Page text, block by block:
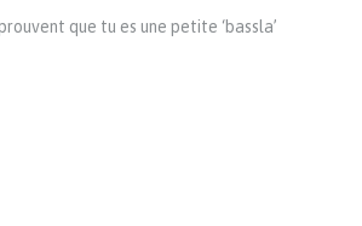
que tu es une petite ‘bassla’